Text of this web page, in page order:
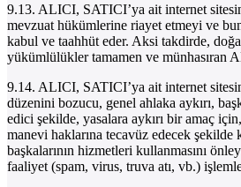
9.13. ALICI, SATICI’ya ait internet
mevzuat hükümlerine riayet etmeyi ve
kabul ve taahhüt eder. Aksi takdirde,
yükümlülükler tamamen ve münhasıran
9.14. ALICI, SATICI’ya ait internet
düzenini bozucu, genel ahlaka aykırı,
edici şekilde, yasalara aykırı bir amaç
manevi haklarına tecavüz edecek şekilde
başkalarının hizmetleri kullanmasını
faaliyet (spam, virus, truva atı, vb.)